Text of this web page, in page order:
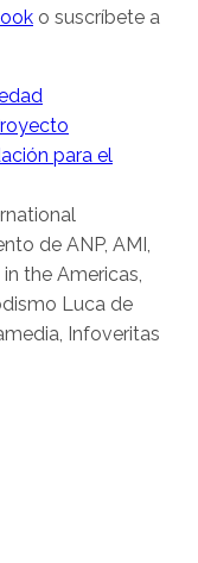
o suscríbete a
para el
de ANP, AMI,
the Americas,
Luca de
Infoveritas